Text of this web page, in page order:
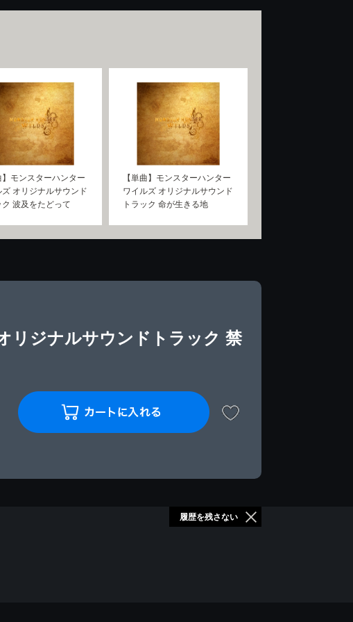
】モンスターハンター
ズ オリジナルサウンド
ク 波及をたどって
【単曲】モンスターハンター
ワイルズ オリジナルサウンド
トラック 命が生きる地
リジナルサウンドトラック 禁
履歴を残さない